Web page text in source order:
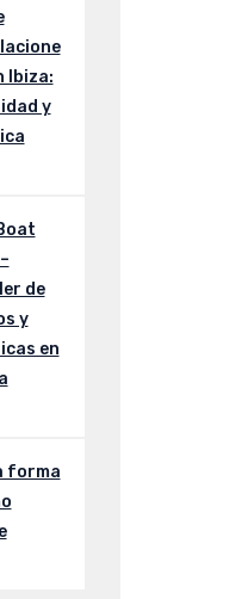
Ibiza:
y
de
y
en
forma